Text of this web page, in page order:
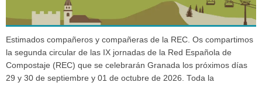
Estimados compañeros y compañeras de la REC. Os compartimos
la segunda circular de las IX jornadas de la Red Española de
Compostaje (REC) que se celebrarán Granada los próximos días
29 y 30 de septiembre y 01 de octubre de 2026. Toda la